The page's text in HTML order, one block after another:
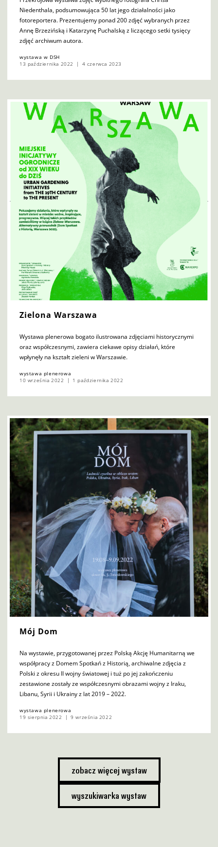
Niedenthala, podsumowująca 50 lat jego działalności jako
fotoreportera. Prezentujemy ponad 200 zdjęć wybranych przez
Annę Brzezińską i Katarzynę Puchalską z liczącego setki tysięcy
zdjęć archiwum autora.
wystawa w DSH
13 października 2022
4 czerwca 2023
Zielona Warszawa
Wystawa plenerowa bogato ilustrowana zdjęciami historycznymi
oraz współczesnymi, zawiera ciekawe opisy działań, które
wpłynęły na kształt zieleni w Warszawie.
wystawa plenerowa
10 września 2022
1 października 2022
Mój Dom
Na wystawie, przygotowanej przez Polską Akcję Humanitarną we
współpracy z Domem Spotkań z Historią, archiwalne zdjęcia z
Polski z okresu II wojny światowej i tuż po jej zakończeniu
zestawione zostały ze współczesnymi obrazami wojny z Iraku,
Libanu, Syrii i Ukrainy z lat 2019 – 2022.
wystawa plenerowa
19 sierpnia 2022
9 września 2022
zobacz więcej wystaw
wyszukiwarka wystaw